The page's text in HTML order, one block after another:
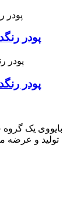
پودر
پودر
تولید و عرضه